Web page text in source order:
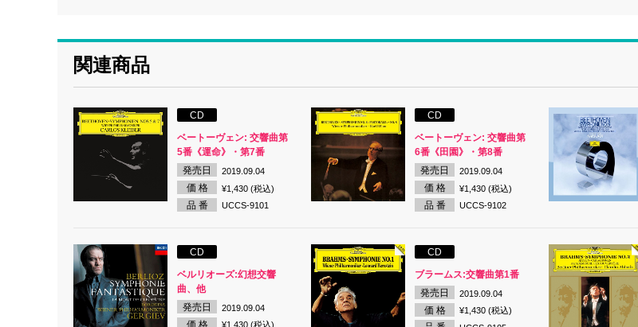
関連商品
CD
ベートーヴェン: 交響曲第
5番《運命》・第7番
発売日
2019.09.04
価 格 ¥1,430 (税込)
品 番 UCCS-9101
CD
ベートーヴェン: 交響曲第
6番《田園》・第8番
発売日
2019.09.04
価 格 ¥1,430 (税込)
品 番 UCCS-9102
CD
ベルリオーズ:幻想交響
曲、他
発売日
2019.09.04
価 格 ¥1,430 (税込)
CD
ブラームス:交響曲第1番
発売日
2019.09.04
価 格 ¥1,430 (税込)